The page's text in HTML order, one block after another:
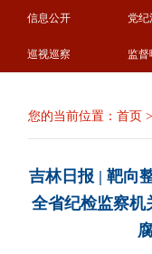
信息公开 党纪
巡视巡察 监督
您的当前位置：首页
吉林日报 | 靶向
全省纪检监察机